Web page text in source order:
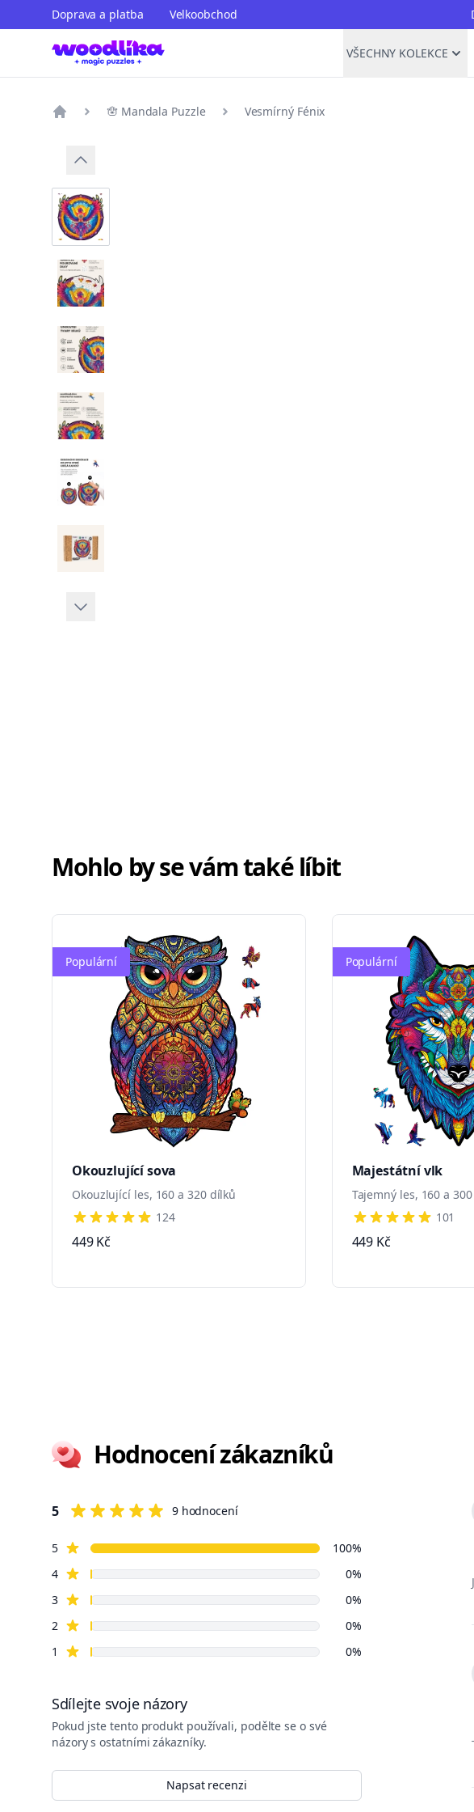
Doprava a platba Velkoobchod
VŠECHNY KOLEKCE
🪬 Mandala Puzzle Vesmírný Fénix
Mohlo by se vám také líbit
Okouzlující sova
Okouzlující les, 160 a 320 dílků
4 out of 5 stars124
449 Kč
Populární
Majestátní vlk
Tajemný les, 160 a
4 out of 5 stars101
449 Kč
Populární
Hodnocení zákazníků
5
9 hodnocení
Review data
5hvězdné recenze
100%
4hvězdné recenze
0%
3hvězdné recenze
0%
2hvězdné recenze
0%
1
hvězdné recenze 0%
Sdílejte svoje názory
Pokud jste tento produkt používali, podělte se o své
názory s ostatními zákazníky.
Napsat recenzi